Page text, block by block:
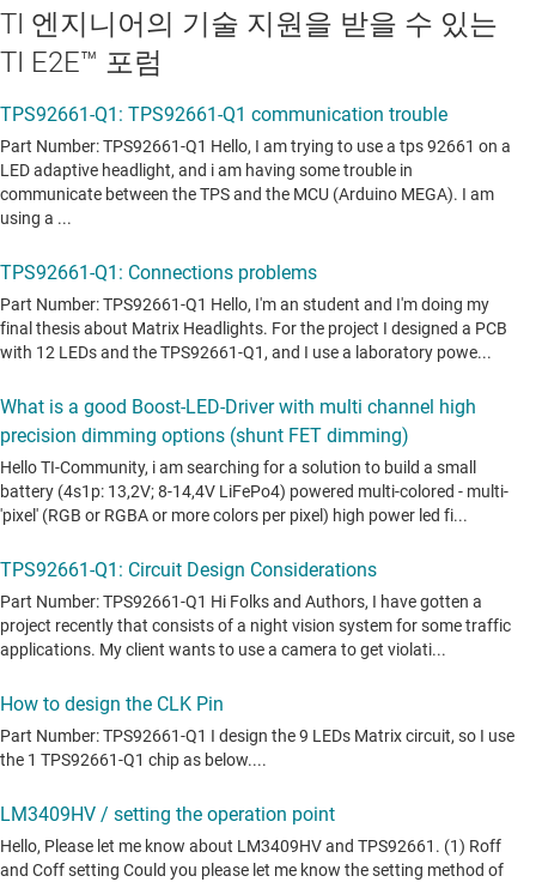
TI 엔지니어의 기술 지원을 받을 수 있는
TI E2E™ 포럼